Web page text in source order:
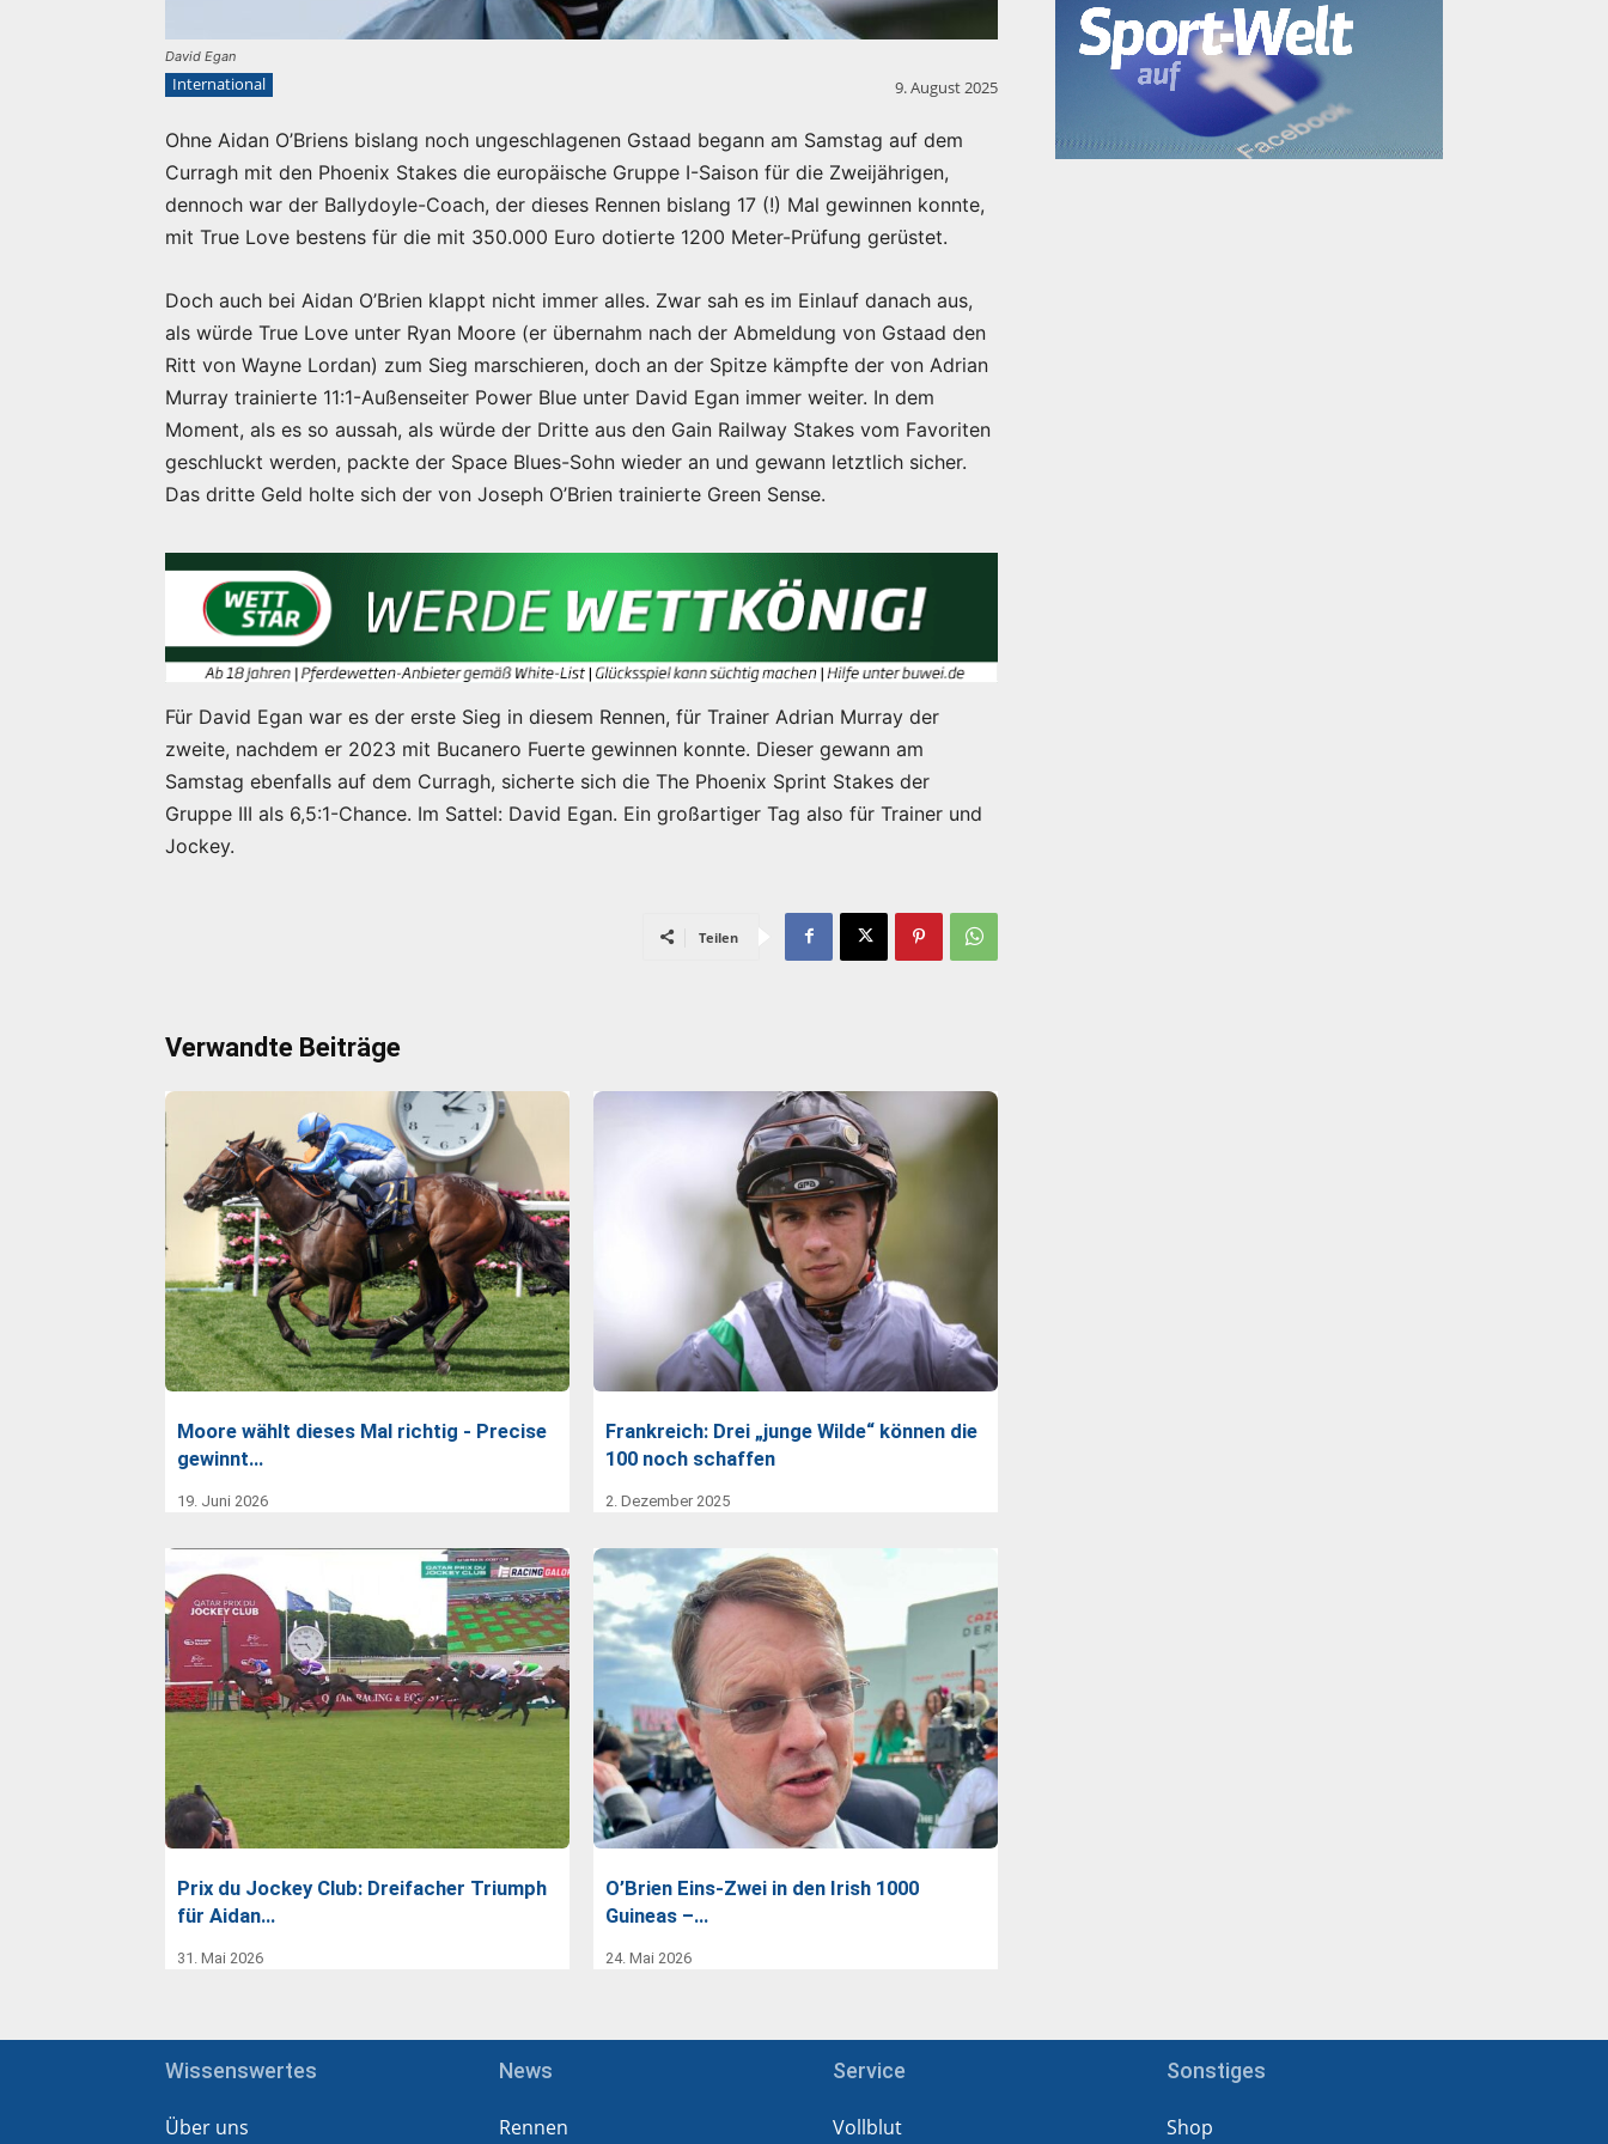
David Egan
International 9. August 2025
Ohne Aidan O’Briens bislang noch ungeschlagenen Gstaad begann am Samstag auf dem
Curragh mit den Phoenix Stakes die europäische Gruppe I-Saison für die Zweijährigen,
dennoch war der Ballydoyle-Coach, der dieses Rennen bislang 17 (!) Mal gewinnen konnte,
mit True Love bestens für die mit 350.000 Euro dotierte 1200 Meter-Prüfung gerüstet.
Doch auch bei Aidan O’Brien klappt nicht immer alles. Zwar sah es im Einlauf danach aus,
als würde True Love unter Ryan Moore (er übernahm nach der Abmeldung von Gstaad den
Ritt von Wayne Lordan) zum Sieg marschieren, doch an der Spitze kämpfte der von Adrian
Murray trainierte 11:1-Außenseiter Power Blue unter David Egan immer weiter. In dem
Moment, als es so aussah, als würde der Dritte aus den Gain Railway Stakes vom Favoriten
geschluckt werden, packte der Space Blues-Sohn wieder an und gewann letztlich sicher.
Das dritte Geld holte sich der von Joseph O’Brien trainierte Green Sense.
Für David Egan war es der erste Sieg in diesem Rennen, für Trainer Adrian Murray der
zweite, nachdem er 2023 mit Bucanero Fuerte gewinnen konnte. Dieser gewann am
Samstag ebenfalls auf dem Curragh, sicherte sich die The Phoenix Sprint Stakes der
Gruppe III als 6,5:1-Chance. Im Sattel: David Egan. Ein großartiger Tag also für Trainer und
Jockey.
Teilen
Verwandte Beiträge
Moore wählt dieses Mal richtig - Precise
gewinnt…
19. Juni 2026
Frankreich: Drei „junge Wilde“ können die
100 noch schaffen
2. Dezember 2025
Prix du Jockey Club: Dreifacher Triumph
für Aidan…
31. Mai 2026
O’Brien Eins-Zwei in den Irish 1000
Guineas –…
24. Mai 2026
Wissenswertes
Über uns
News
Rennen
Service
Vollblut
Sonstiges
Shop